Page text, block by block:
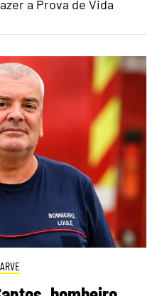
a Prova de Vida